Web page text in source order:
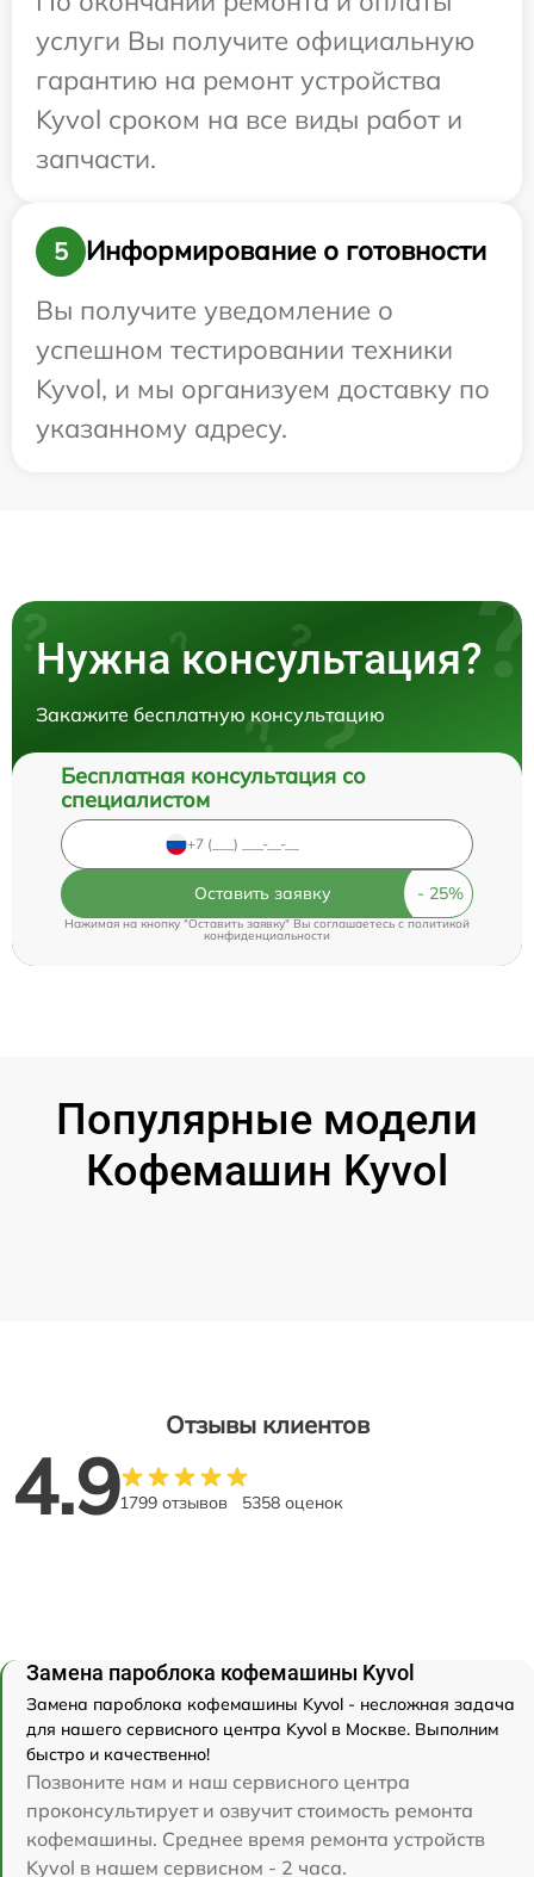
услуги Вы получите официальную
гарантию на ремонт устройства
Kyvol сроком на все виды работ и
запчасти.
5
Информирование о готовности
Вы получите уведомление о
успешном тестировании техники
Kyvol, и мы организуем доставку по
указанному адресу.
Нужна консультация?
Закажите бесплатную консультацию
Бесплатная консультация со
специалистом
Оставить заявку
Нажимая на кнопку "Оставить заявку" Вы соглашаетесь cполитикой
конфиденциальности
Популярные модели
Кофемашин Kyvol
Отзывы клиентов
4.91799 отзывов 5358 оценок
Замена пароблока кофемашины Kyvol
Замена пароблока кофемашины Kyvol - несложная задача
для нашего сервисного центра Kyvol в Москве. Выполним
быстро и качественно!
Позвоните нам и наш сервисного центра
проконсультирует и озвучит стоимость ремонта
кофемашины. Среднее время ремонта устройств
Kyvol в нашем сервисном - 2 часа.